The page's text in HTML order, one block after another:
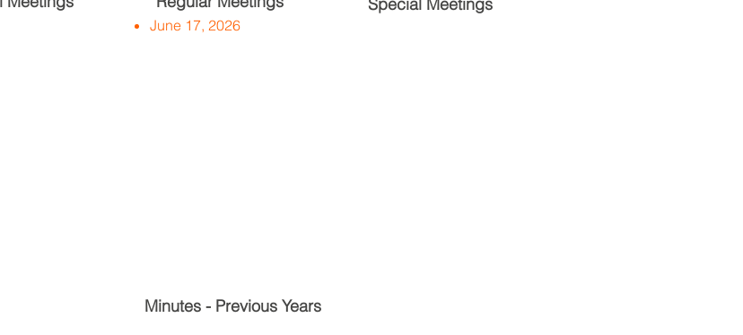
June 17, 2026
Minutes - Previous Years